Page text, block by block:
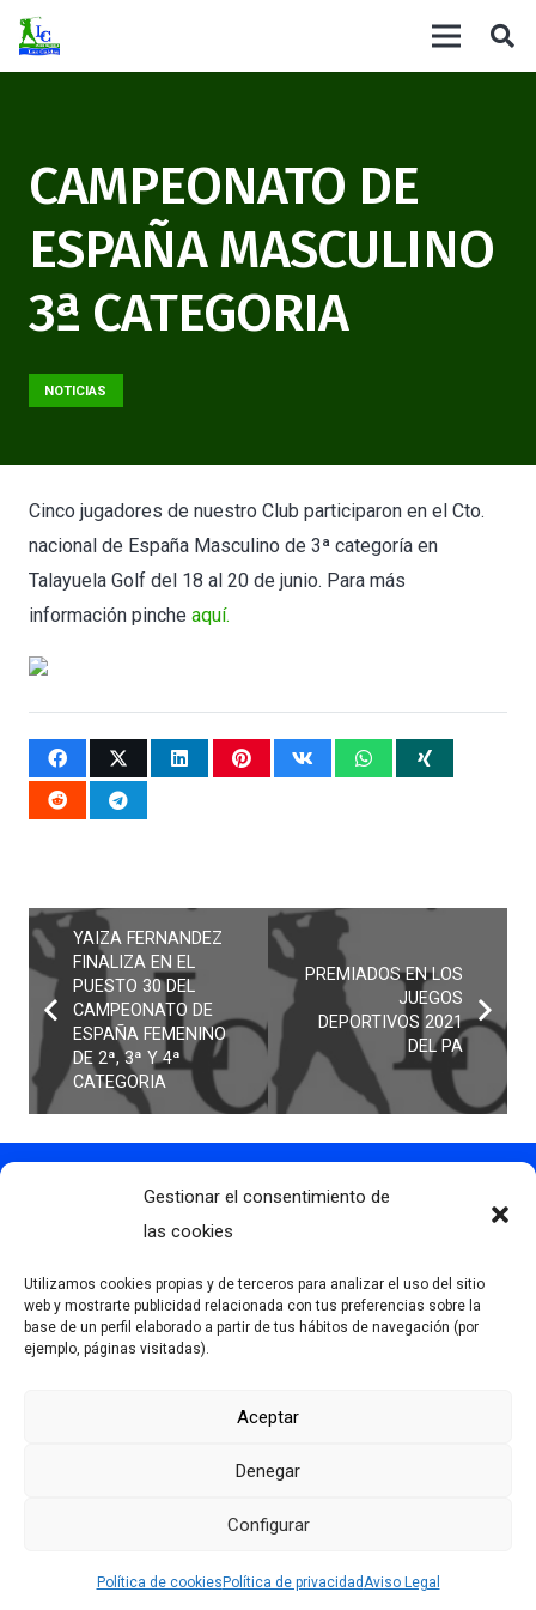
Gestionar el consentimiento de
las cookies
Utilizamos cookies propias y de terceros para analizar el uso del sitio
web y mostrarte publicidad relacionada con tus preferencias sobre la
base de un perfil elaborado a partir de tus hábitos de navegación (por
ejemplo, páginas visitadas).
Aceptar
Denegar
Configurar
Política de cookies Política de privacidadAviso Legal
CAMPEONATO DE
ESPAÑA MASCULINO
3ª CATEGORIA
NOTICIAS
Cinco jugadores de nuestro Club participaron en el Cto.
nacional de España Masculino de 3ª categoría en
Talayuela Golf del 18 al 20 de junio. Para más
información pinche aquí.
YAIZA FERNANDEZ
FINALIZA EN EL
PUESTO 30 DEL
CAMPEONATO DE
ESPAÑA FEMENINO
DE 2ª, 3ª Y 4ª
CATEGORIA
PREMIADOS EN LOS
JUEGOS
DEPORTIVOS 2021
DEL PA
Contacto
info@clubdegolflascaldas.com
681 163 108
La Premaña s/n, 33174, Oviedo, España
Más información
Política de cookies (UE)